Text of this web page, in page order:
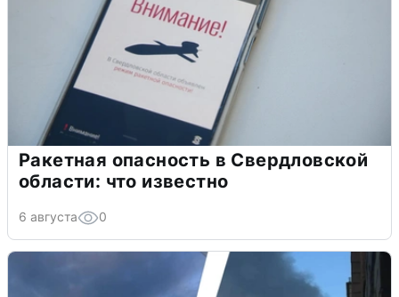
Ракетная опасность в Свердловской
области: что известно
6 августа 0